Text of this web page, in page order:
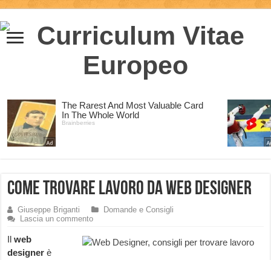
Come trovare lavoro da Web Designer
Giuseppe Briganti
Domande e Consigli
Lascia un commento
Ilweb
designer è